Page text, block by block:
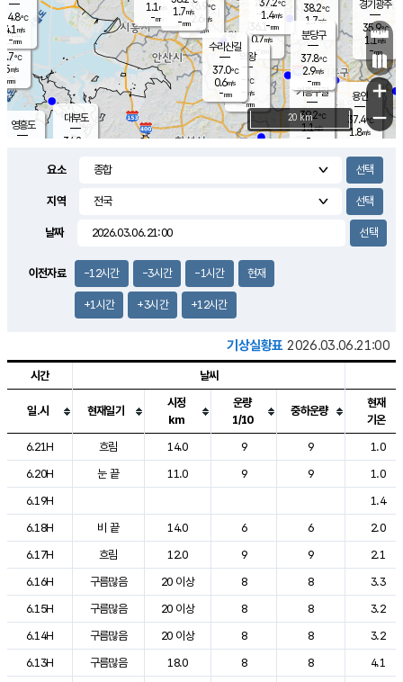
의도
℃
m/s
mm
영흥도
과천
36.1℃
0.7m/s
- mm
용인
37.4℃
1.8m/s
경기광주
35.9℃
1.1m/s
-mm
3.6m/s
대부도
34.2
의왕
- ℃
-m/s
-mm
36.9 ℃
2.6 m/s
-mm
1.1 m/s
-mm
1.7m/s
-mm
38.2℃
1.7m/s
-mm
37.2℃
1.4m/s
-mm
기흥구갈
39.2℃
1.1m/s
-
수리산길
37.0℃
0.6m/s
-mm
분당구
37.8℃
2.9m/s
-mm
34.8℃
4.1 m/s
-mm
+
−
20 km
요소
지역
날짜
이전자료 -12시간 -3시간 -1시간 현재
+1시간 +3시간 +12시간
기상실황표 2026.03.06.21:00
도시별 기상실황표로 지점, 날씨, 기온, 강수, 바람, 기압등을 안내한 표입
시간 날씨
일.시 현재일기
시정
km
운량
1/10
중하운량
현재
기온
6.21H
흐림 14.0 9 9
1.0
6.20H
눈 끝 11.0 9 9
1.0
6.19H
1.4
6.18H
비 끝 14.0 6 6
2.0
6.17H
흐림 12.0 9 9
2.1
6.16H
구름많음 20 이상 8 8
3.3
6.15H
구름많음 20 이상 8 8
3.2
6.14H
구름많음 20 이상 8 8
3.2
6.13H
구름많음 18.0 8 8
4.1